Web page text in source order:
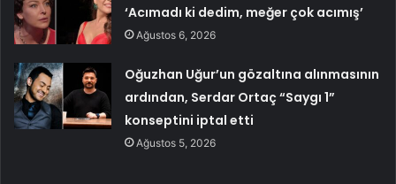
‘Acımadı ki dedim, meğer çok acımış’
Ağustos 6, 2026
Oğuzhan Uğur’un gözaltına alınmasının
ardından, Serdar Ortaç “Saygı 1”
konseptini iptal etti
Ağustos 5, 2026